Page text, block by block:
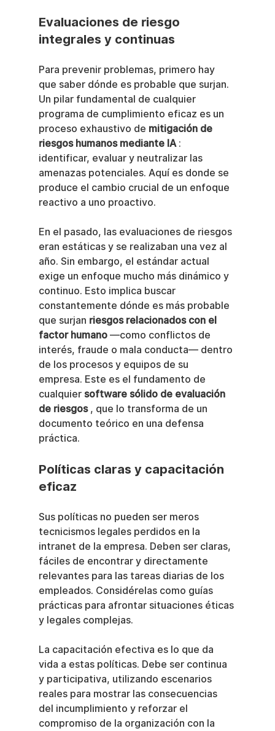
Evaluaciones de riesgo
integrales y continuas
Para prevenir problemas, primero hay
que saber dónde es probable que surjan.
Un pilar fundamental de cualquier
programa de cumplimiento eficaz es un
proceso exhaustivo de mitigación de
riesgos humanos mediante IA :
identificar, evaluar y neutralizar las
amenazas potenciales. Aquí es donde se
produce el cambio crucial de un enfoque
reactivo a uno proactivo.
En el pasado, las evaluaciones de riesgos
eran estáticas y se realizaban una vez al
año. Sin embargo, el estándar actual
exige un enfoque mucho más dinámico y
continuo. Esto implica buscar
constantemente dónde es más probable
que surjan riesgos relacionados con el
factor humano —como conflictos de
interés, fraude o mala conducta— dentro
de los procesos y equipos de su
empresa. Este es el fundamento de
cualquier software sólido de evaluación
de riesgos , que lo transforma de un
documento teórico en una defensa
práctica.
Políticas claras y capacitación
eficaz
Sus políticas no pueden ser meros
tecnicismos legales perdidos en la
intranet de la empresa. Deben ser claras,
fáciles de encontrar y directamente
relevantes para las tareas diarias de los
empleados. Considérelas como guías
prácticas para afrontar situaciones éticas
y legales complejas.
La capacitación efectiva es lo que da
vida a estas políticas. Debe ser continua
y participativa, utilizando escenarios
reales para mostrar las consecuencias
del incumplimiento y reforzar el
compromiso de la organización con la